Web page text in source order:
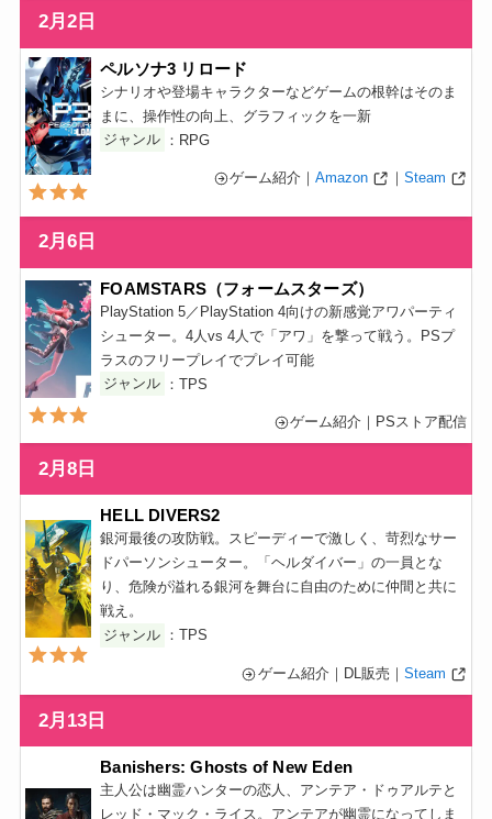
2月2日
ペルソナ3 リロード
シナリオや登場キャラクターなどゲームの根幹はそのま
まに、操作性の向上、グラフィックを一新
ジャンル ：RPG
ゲーム紹介｜Amazon ｜ Steam
2月6日
FOAMSTARS（フォームスターズ）
PlayStation 5／PlayStation 4向けの新感覚アワパーティ
シューター。4人vs 4人で「アワ」を撃って戦う。PSプ
ラスのフリープレイでプレイ可能
ジャンル ：TPS
ゲーム紹介｜PSストア配信
2月8日
HELL DIVERS2
銀河最後の攻防戦。スピーディーで激しく、苛烈なサー
ドパーソンシューター。「ヘルダイバー」の一員とな
り、危険が溢れる銀河を舞台に自由のために仲間と共に
戦え。
ジャンル ：TPS
ゲーム紹介｜DL販売｜ Steam
2月13日
Banishers: Ghosts of New Eden
主人公は幽霊ハンターの恋人、アンテア・ドゥアルテと
レッド・マック・ライス。アンテアが幽霊になってしま